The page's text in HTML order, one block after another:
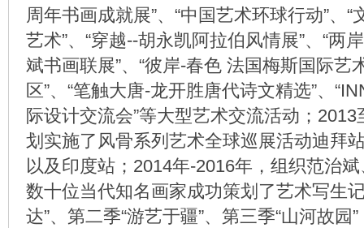
周年书画成就展”、“中国艺术环球行动”、
艺术”、“穿越--胡永凯阿拉伯风情展”、“两
斌书画联展”、“彼岸-春色 法国梅斯国际艺
区”、“笔触大唐-龙开胜唐代诗文精选”、
际设计交流会”等大型艺术交流活动；
划实施了风骨系列艺术全球巡展活动迪拜
以及印度站；2014年-2016年，组织范治
数十位当代知名画家成功策划了艺术写生
达”、第二季“游艺于疆”、第三季“山河故园